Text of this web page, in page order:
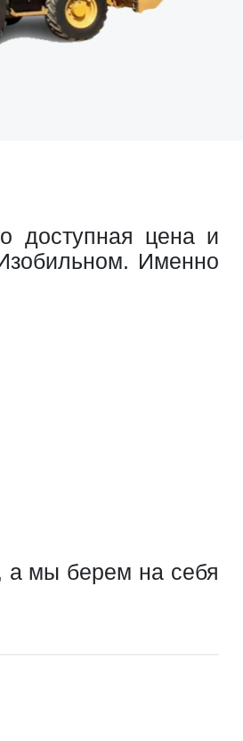
доступная цена и
Именно
а мы берем на себя